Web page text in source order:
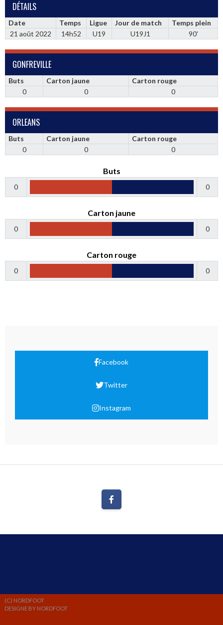
DÉTAILS
Date Temps Ligue Jour de match
Temps plein
21 août 2022
14h52 U19 U19J1 90'
GONFREVILLE
Buts Carton jaune
Carton rouge
0
0 0
ORLEANS
Buts Carton jaune
Carton rouge
0
0 0
Buts
0 0
Carton jaune
0 0
Carton rouge
0 0
Facebook
Twitter
Instagram
(C) NORDFOOT
DESIGNE BY NORDFOOT